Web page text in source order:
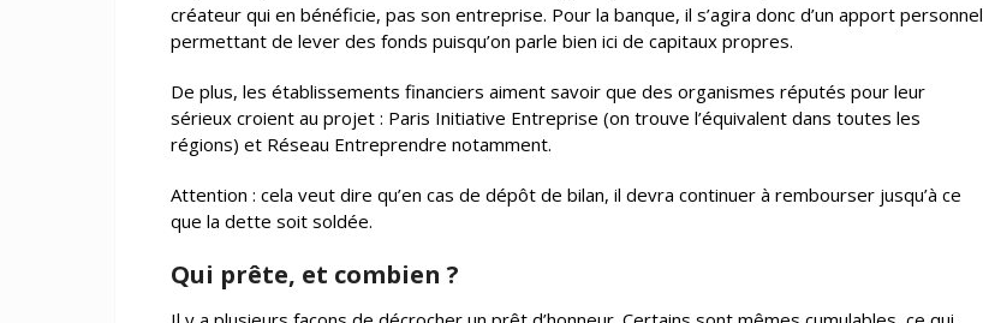
créateur qui en bénéficie, pas son entreprise. Pour la banque, il s’agira donc d’un apport personnel
permettant de lever des fonds puisqu’on parle bien ici de capitaux propres.
De plus, les établissements financiers aiment savoir que des organismes réputés pour leur
sérieux croient au projet : Paris Initiative Entreprise (on trouve l’équivalent dans toutes les
régions) et Réseau Entreprendre notamment.
Attention : cela veut dire qu’en cas de dépôt de bilan, il devra continuer à rembourser jusqu’à ce
que la dette soit soldée.
Qui prête, et combien ?